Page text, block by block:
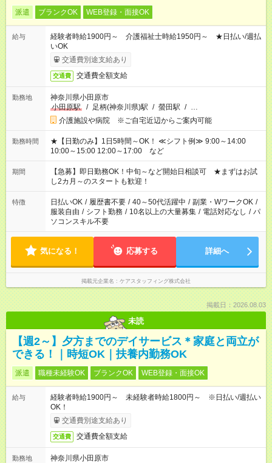
派遣 ブランクOK WEB登録・面接OK
給与
経験者時給1900円～ 介護福祉士時給1950円～ ★日払い/週払
いOK
交通費別途支給あり
交通費 交通費全額支給
勤務地
神奈川県小田原市
小田原駅
/ 足柄(神奈川県)駅 / 螢田駅 / …
介護施設や病院 ※ご自宅近辺からご案内可能
勤務時間
★【日勤のみ】1日5時間～OK！ ≪シフト例≫ 9:00～14:00
10:00～15:00 12:00～17:00 など
期間
【急募】即日勤務OK！中旬～など開始日相談可 ★まずはお試
し2カ月～のスタートも歓迎！
特徴 日払いOK / 履歴書不要 / 40～50代活躍中 / 副業・WワークOK /
服装自由 / シフト勤務 / 10名以上の大量募集 / 電話対応なし / パ
ソコンスキル不要
気になる！ 応募する 詳細へ
掲載元企業名 ケアスタッフィング株式会社
掲載日：2026.08.03
未読
【週2～】夕方までのデイサービス＊家庭と両立が
できる！｜時短OK｜扶養内勤務OK
派遣 職種未経験OK ブランクOK WEB登録・面接OK
給与
経験者時給1900円～ 未経験者時給1800円～ ※日払い/週払い
OK！
交通費別途支給あり
交通費 交通費全額支給
勤務地
神奈川県小田原市